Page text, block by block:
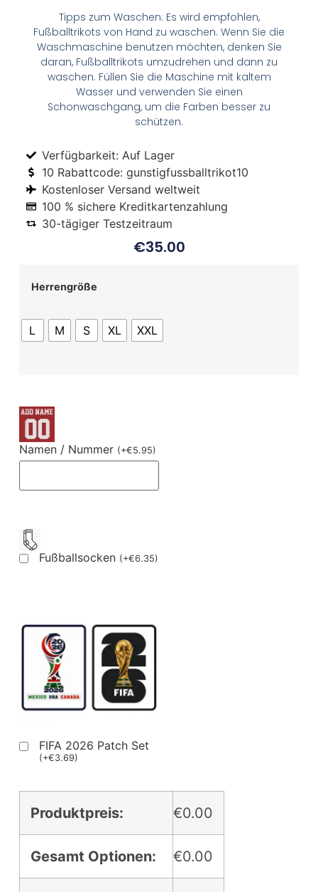
Tipps zum Waschen: Es wird empfohlen,
Fußballtrikots von Hand zu waschen. Wenn Sie die
Waschmaschine benutzen möchten, denken Sie
daran, Fußballtrikots umzudrehen und dann zu
waschen. Füllen Sie die Maschine mit kaltem
Wasser und verwenden Sie einen
Schonwaschgang, um die Farben besser zu
schützen.
Verfügbarkeit: Auf Lager
10 Rabattcode: gunstigfussballtrikot10
Kostenloser Versand weltweit
100 % sichere Kreditkartenzahlung
30-tägiger Testzeitraum
€35.00
Herrengröße
L M S XL XXL
Namen / Nummer (+€5.95)
Fußballsocken (+€6.35)
FIFA 2026 Patch Set
(+€3.69)
Produktpreis: €0.00
Gesamt Optionen: €0.00